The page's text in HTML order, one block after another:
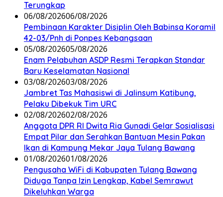
Terungkap
06/08/202606/08/2026
Pembinaan Karakter Disiplin Oleh Babinsa Koramil
42-03/Pnh di Ponpes Kebangsaan
05/08/202605/08/2026
Enam Pelabuhan ASDP Resmi Terapkan Standar
Baru Keselamatan Nasional
03/08/202603/08/2026
Jambret Tas Mahasiswi di Jalinsum Katibung,
Pelaku Dibekuk Tim URC
02/08/202602/08/2026
Anggota DPR RI Dwita Ria Gunadi Gelar Sosialisasi
Empat Pilar dan Serahkan Bantuan Mesin Pakan
Ikan di Kampung Mekar Jaya Tulang Bawang
01/08/202601/08/2026
Pengusaha WiFi di Kabupaten Tulang Bawang
Diduga Tanpa Izin Lengkap, Kabel Semrawut
Dikeluhkan Warga